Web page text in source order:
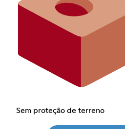
Sem proteção de terreno